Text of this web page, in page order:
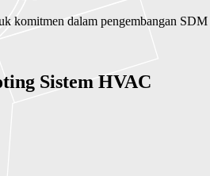
komitmen dalam pengembangan
Sistem HVAC